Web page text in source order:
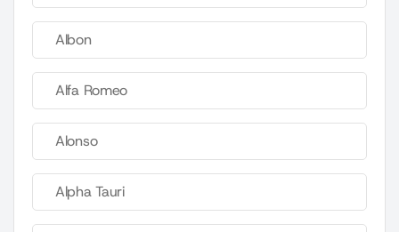
Albon
Alfa Romeo
Alonso
Alpha Tauri